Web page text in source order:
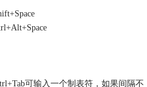
可输入一个制表符，如果间隔不